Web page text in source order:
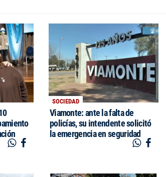
SOCIEDAD
Viamonte: ante la falta de
policías, su intendente solicitó
la emergencia en seguridad